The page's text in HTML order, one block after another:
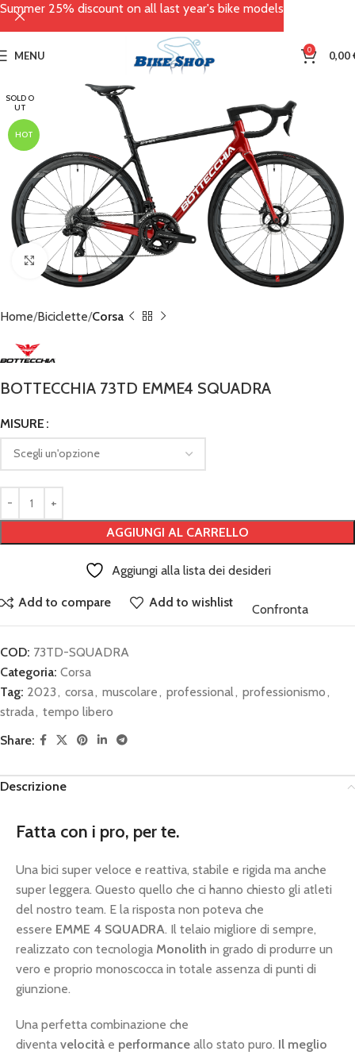
MENU 0 0,00
SOLD O
UT
HOT
Click to enlarge
Home Biciclette Corsa
BOTTECCHIA 73TD EMME4 SQUADRA
MISURE
AGGIUNGI AL CARRELLO
Aggiungi alla lista dei desideri
Add to compare Add to wishlist Confronta
COD: 73TD-SQUADRA
Categoria: Corsa
Tag: 2023 , corsa, muscolare , professional , professionismo ,
strada, tempo libero
Share:
Descrizione
Fatta con i pro, per te.
Una bici super veloce e reattiva, stabile e rigida ma anche
super leggera. Questo quello che ci hanno chiesto gli atleti
del nostro team. E la risposta non poteva che
essere EMME 4 SQUADRA. Il telaio migliore di sempre,
realizzato con tecnologia Monolith in grado di produrre un
vero e proprio monoscocca in totale assenza di punti di
giunzione.
Una perfetta combinazione che
diventa velocità e performance allo stato puro. Il meglio
Summer 25% discount on all last year's bike models